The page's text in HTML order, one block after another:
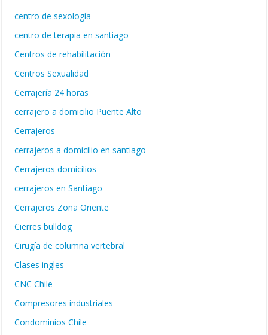
centro de sexología
centro de terapia en santiago
Centros de rehabilitación
Centros Sexualidad
Cerrajería 24 horas
cerrajero a domicilio Puente Alto
Cerrajeros
cerrajeros a domicilio en santiago
Cerrajeros domicilios
cerrajeros en Santiago
Cerrajeros Zona Oriente
Cierres bulldog
Cirugía de columna vertebral
Clases ingles
CNC Chile
Compresores industriales
Condominios Chile